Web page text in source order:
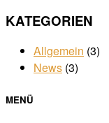
KATEGORIEN
Allgemein (3)
News (3)
MENÜ